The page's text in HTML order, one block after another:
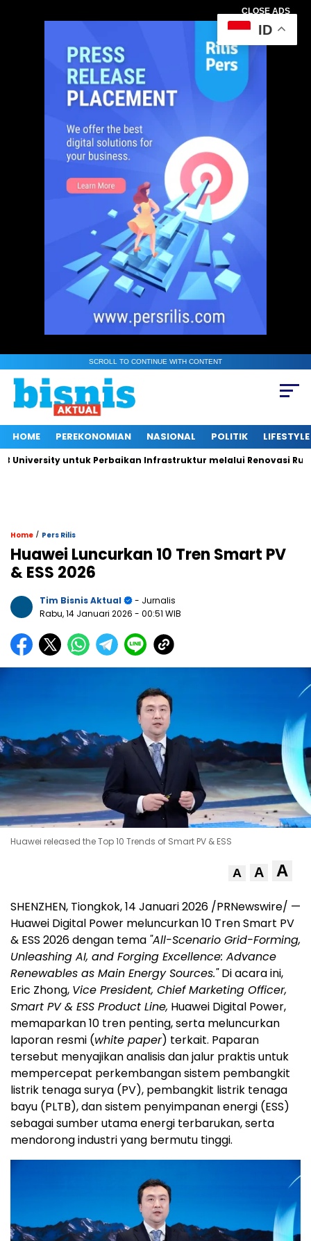
CLOSE ADS
SCROLL TO CONTINUE WITH CONTENT
HOME PEREKONOMIAN NASIONAL POLITIK LIFESTYLE
untuk Perbaikan Infrastruktur melalui Renovasi Ruang
Home / Pers Rilis
Huawei Luncurkan 10 Tren Smart PV
& ESS 2026
Tim Bisnis Aktual
- Jurnalis
Rabu, 14 Januari 2026 - 00:51 WIB
Huawei released the Top 10 Trends of Smart PV & ESS
A A A
SHENZHEN, Tiongkok, 14 Januari 2026 /PRNewswire/ —
Huawei Digital Power meluncurkan 10 Tren Smart PV
& ESS 2026 dengan tema "All-Scenario Grid-Forming,
Unleashing AI, and Forging Excellence: Advance
Renewables as Main Energy Sources."Di acara ini,
Eric Zhong, Vice President, Chief Marketing Officer,
Smart PV & ESS Product Line, Huawei Digital Power,
memaparkan 10 tren penting, serta meluncurkan
laporan resmi (white paper) terkait. Paparan
tersebut menyajikan analisis dan jalur praktis untuk
mempercepat perkembangan sistem pembangkit
listrik tenaga surya (PV), pembangkit listrik tenaga
bayu (PLTB), dan sistem penyimpanan energi (ESS)
sebagai sumber utama energi terbarukan, serta
mendorong industri yang bermutu tinggi.
ID